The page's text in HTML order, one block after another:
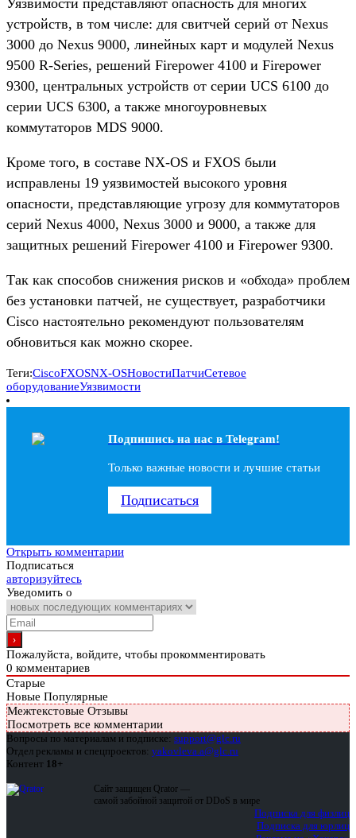
устройств, в том числе: для свитчей серий от Nexus
3000 до Nexus 9000, линейных карт и модулей Nexus
9500 R-Series, решений Firepower 4100 и Firepower
9300, центральных устройств от серии UCS 6100 до
серии UCS 6300, а также многоуровневых
коммутаторов MDS 9000.
Кроме того, в составе NX-OS и FXOS были
исправлены 19 уязвимостей высокого уровня
опасности, представляющие угрозу для коммутаторов
серий Nexus 4000, Nexus 3000 и 9000, а также для
защитных решений Firepower 4100 и Firepower 9300.
Так как способов снижения рисков и «обхода» проблем
без установки патчей, не существует, разработчики
Cisco настоятельно рекомендуют пользователям
обновиться как можно скорее.
Теги:CiscoFXOSNX-OSНовостиПатчиСетевое
оборудованиеУязвимости
Подпишись на наc в Telegram!
Только важные новости и лучшие статьи
Подписаться
Открыть комментарии
Подписаться
авторизуйтесь
Уведомить о
Пожалуйста, войдите, чтобы прокомментировать
0 комментариев
Старые
Новые Популярные
Межтекстовые Отзывы
Посмотреть все комментарии
Вопросы по материалам и подписке: support@glc.ru
Отдел рекламы и спецпроектов: yakovleva.a@glc.ru
Контент 18+
Сайт защищен Qrator —
самой забойной защитой от DDoS в мире
Подписка для физлиц
Подписка для юрлиц